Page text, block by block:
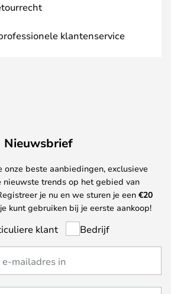
klantenservice
Nieuwsbrief
onze beste aanbiedingen, exclusieve
nieuwste trends op het gebied van
je nu en we sturen je een €20
kunt gebruiken bij je eerste aankoop!
klant Bedrijf